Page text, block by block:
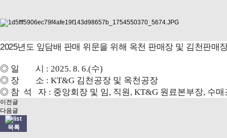
2025년도 잎담배 판매 위문을 위해 옥천 판매장 및 김천판매
◎ 일 시 : 2025. 8. 6.(수)
◎ 장 소 : KT&G 김천공장 및 옥천공장
◎ 참 석 자 : 중앙회장 및 임, 직원, KT&G 원료본부장, 수매
이전글
다음글
목록